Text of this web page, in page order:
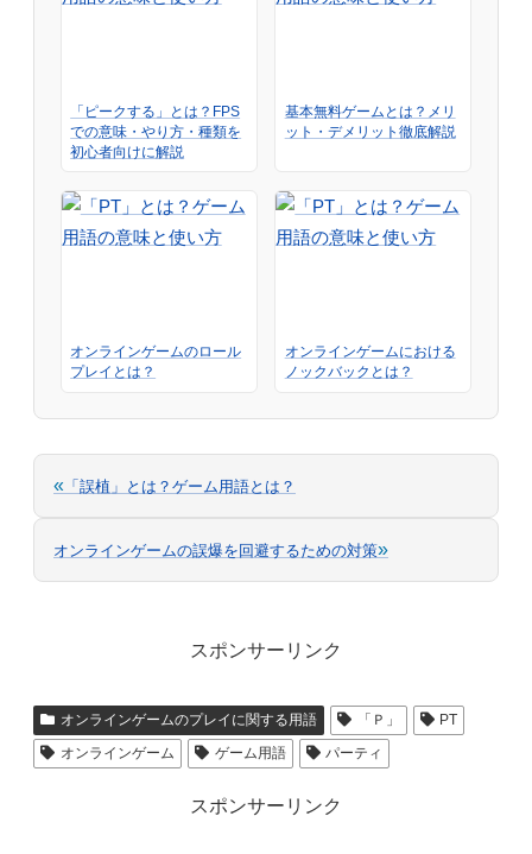
「ピークする」とは？FPS
での意味・やり方・種類を
初心者向けに解説
基本無料ゲームとは？メリ
ット・デメリット徹底解説
オンラインゲームのロール
プレイとは？
オンラインゲームにおける
ノックバックとは？
« 「誤植」とは？ゲーム用語とは？
オンラインゲームの誤爆を回避するための対策»
スポンサーリンク
オンラインゲームのプレイに関する用語 「Ｐ」
PT
オンラインゲーム
ゲーム用語 パーティ
スポンサーリンク